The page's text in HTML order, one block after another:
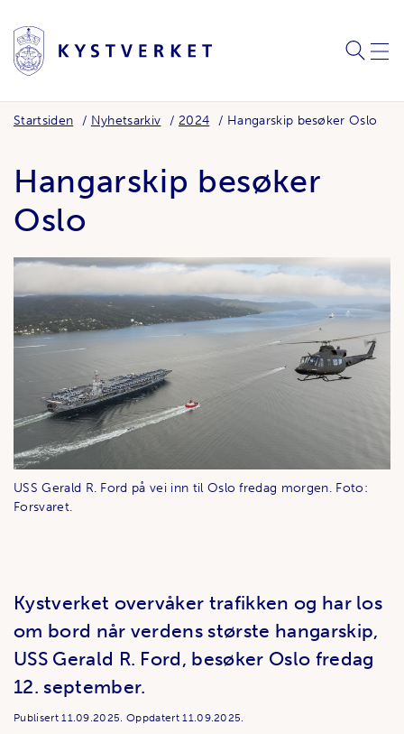
SØK
Startsiden Nyhetsarkiv 2024 Hangarskip besøker Oslo
Hangarskip besøker
Oslo
USS Gerald R. Ford på vei inn til Oslo fredag morgen. Foto:
Forsvaret.
Kystverket overvåker trafikken og har los
om bord når verdens største hangarskip,
USS Gerald R. Ford, besøker Oslo fredag
12. september.
Publisert11.09.2025.Oppdatert11.09.2025.